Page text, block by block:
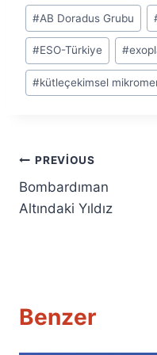
Post
Tags:
#AB Doradus Grubu
#ESO-Türkiye #
#kütleçekimsel
Yazı
gezinmesi
PREVIOUS
Bombardıman
Altındaki Yıldız
Benzer